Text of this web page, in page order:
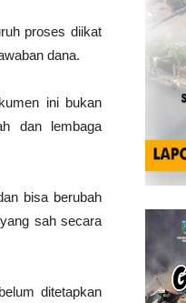
proses diikat
dana.
ini bukan
dan lembaga
bisa berubah
sah secara
ditetapkan